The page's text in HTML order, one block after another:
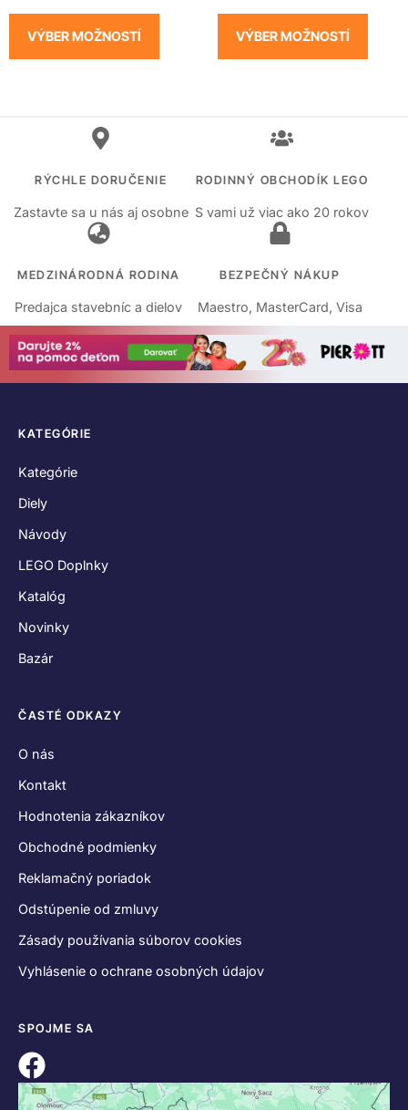
VÝBER MOŽNOSTÍ VÝBER MOŽNOSTÍ
RÝCHLE DORUČENIE
Zastavte sa u nás aj osobne
RODINNÝ OBCHODÍK LEGO
S vami už viac ako 20 rokov
MEDZINÁRODNÁ RODINA
Predajca stavebníc a dielov
BEZPEČNÝ NÁKUP
Maestro, MasterCard, Visa
KATEGÓRIE
Kategórie
Diely
Návody
LEGO Doplnky
Katalóg
Novinky
Bazár
ČASTÉ ODKAZY
O nás
Kontakt
Hodnotenia zákazníkov
Obchodné podmienky
Reklamačný poriadok
Odstúpenie od zmluvy
Zásady používania súborov cookies
Vyhlásenie o ochrane osobných údajov
SPOJME SA